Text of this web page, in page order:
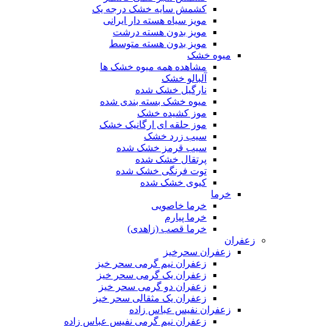
کشمش سایه خشک درجه یک
مویز سیاه هسته دار ایرانی
مویز بدون هسته درشت
مویز بدون هسته متوسط
میوه خشک
مشاهده همه میوه خشک ها
آلبالو خشک
نارگیل خشک شده
میوه خشک بسته بندی شده
موز کشیده خشک
موز حلقه ای ارگانیک خشک
سیب زرد خشک
سیب قرمز خشک شده
پرتقال خشک شده
توت فرنگی خشک شده
کیوی خشک شده
خرما
خرما خاصویی
خرما پیارم
خرما قصب (زاهدی)
زعفران
زعفران سحرخیز
زعفران نیم گرمی سحر خیز
زعفران یک گرمی سحر خیز
زعفران دو گرمی سحر خیز
زعفران یک مثقالی سحر خیز
زعفران نفیس عباس زاده
زعفران نیم گرمی نفیس عباس زاده